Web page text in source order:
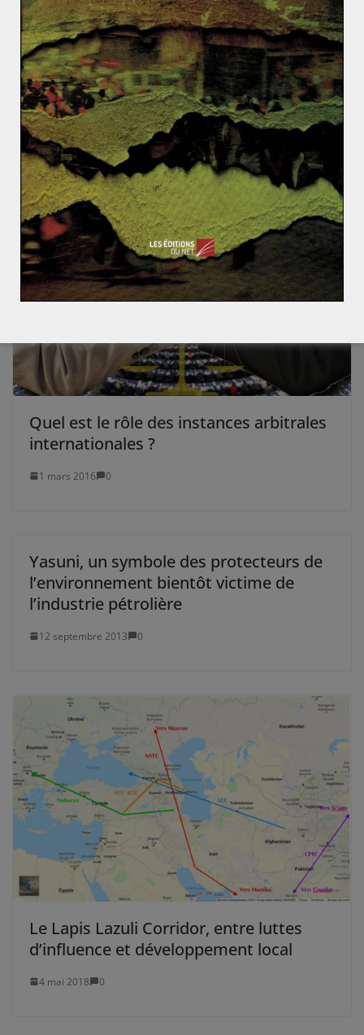
progrès sociaux suivent, eux, la croissance de la
production locale…
Omar el-Béchir : de la difficulté d’agir en Afrique pou
r la CPI
La critique de Lucas, une avancée majeure en écono
mie
Quel est le rôle des instances arbitrales
internationales ?
1 mars 2016 0
Yasuni, un symbole des protecteurs de
l’environnement bientôt victime de
l’industrie pétrolière
12 septembre 2013 0
Le Lapis Lazuli Corridor, entre luttes
d’influence et développement local
4 mai 2018 0